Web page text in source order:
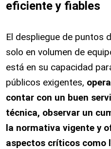
eficiente y fiables
El despliegue de puntos
solo en volumen de
está en su capacidad
públicos exigentes,
contar con un buen
técnica, observar un
la normativa vigente y
aspectos críticos como